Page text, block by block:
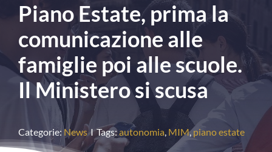
Formazione
Concorsi
Pubblicazioni
Piano Estate, prima la
comunicazione alle
famiglie poi alle scuole.
Il Ministero si scusa
Categorie: News I Tags:autonomia, MIM,piano estate